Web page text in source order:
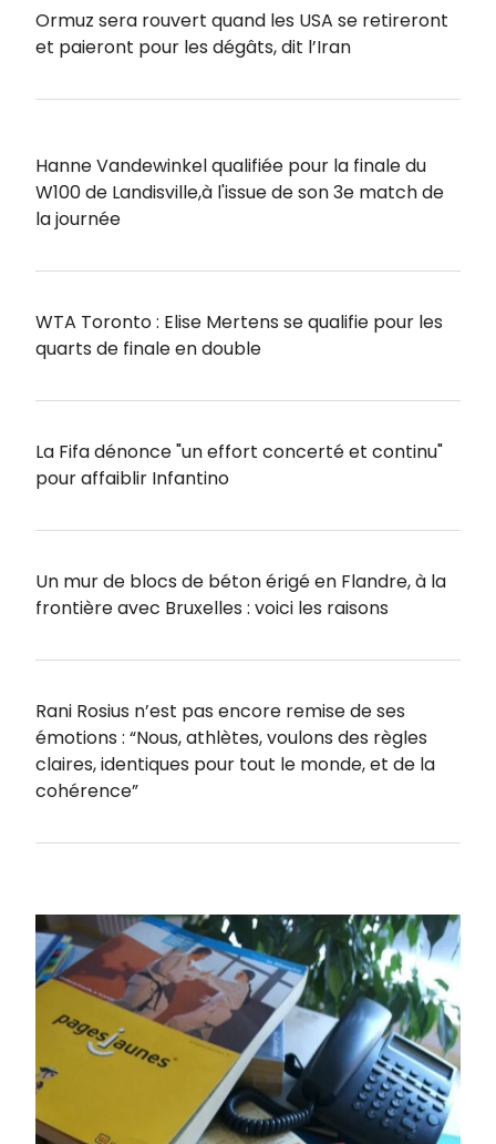
Ormuz sera rouvert quand les USA se retireront
et paieront pour les dégâts, dit l’Iran
Hanne Vandewinkel qualifiée pour la finale du
W100 de Landisville,à l'issue de son 3e match de
la journée
WTA Toronto : Elise Mertens se qualifie pour les
quarts de finale en double
La Fifa dénonce "un effort concerté et continu"
pour affaiblir Infantino
Un mur de blocs de béton érigé en Flandre, à la
frontière avec Bruxelles : voici les raisons
Rani Rosius n’est pas encore remise de ses
émotions : “Nous, athlètes, voulons des règles
claires, identiques pour tout le monde, et de la
cohérence”